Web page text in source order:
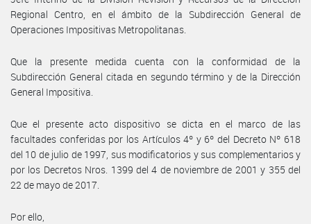
Regional Centro, en el ámbito de la Subdirección General de
Operaciones Impositivas Metropolitanas.
Que la presente medida cuenta con la conformidad de la
Subdirección General citada en segundo término y de la Dirección
General Impositiva.
Que el presente acto dispositivo se dicta en el marco de las
facultades conferidas por los Artículos 4º y 6º del Decreto Nº 618
del 10 de julio de 1997, sus modificatorios y sus complementarios y
por los Decretos Nros. 1399 del 4 de noviembre de 2001 y 355 del
22 de mayo de 2017.
Por ello,